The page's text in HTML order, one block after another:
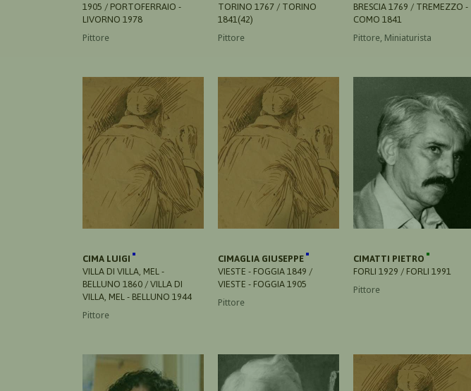
1905 / PORTOFERRAIO -
LIVORNO 1978
Pittore
TORINO 1767 / TORINO
1841(42)
Pittore
BRESCIA 1769 / TREMEZZO -
COMO 1841
Pittore, Miniaturista
CIMA LUIGI
VILLA DI VILLA, MEL -
BELLUNO 1860 / VILLA DI
VILLA, MEL - BELLUNO 1944
Pittore
CIMAGLIA GIUSEPPE
VIESTE - FOGGIA 1849 /
VIESTE - FOGGIA 1905
Pittore
CIMATTI PIETRO
FORLI 1929 / FORLI 1991
Pittore